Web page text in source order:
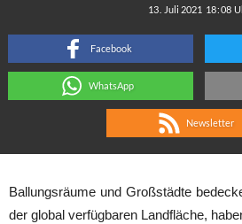
:
Facebook
WhatsApp
Newsletter
Ballungsräume und Großstädte
der global verfügbaren Landfläche,